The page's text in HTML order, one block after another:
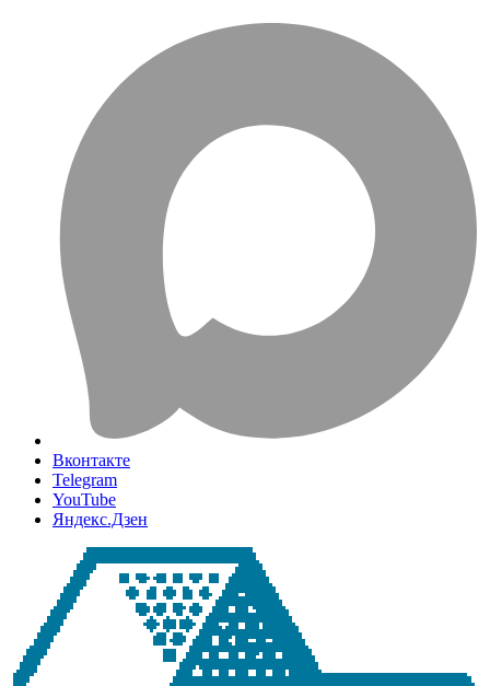
Вконтакте
Telegram
YouTube
Яндекс.Дзен